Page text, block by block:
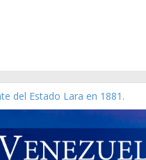
del Estado Lara en 1881.
09 de marzo de 2006 N° 38.394